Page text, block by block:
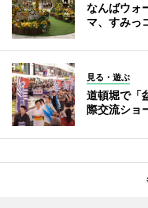
なんばウォ
マ、すみっ
見る・遊ぶ
道頓堀で「
際交流ショ